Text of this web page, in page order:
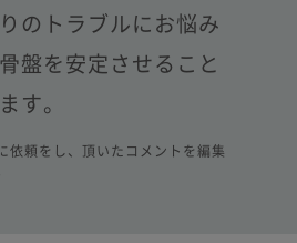
のトラブルにお悩み
盤を安定させること
す。
依頼をし、頂いたコメントを編集